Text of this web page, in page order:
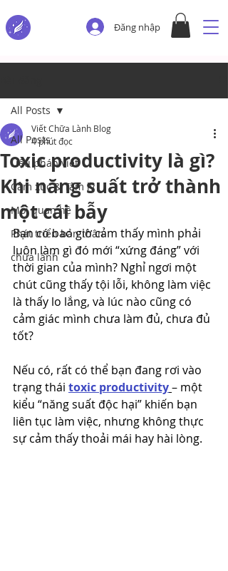
Đăng nhập
All Posts
Liệu pháp viết
Cảm xúc & Tâm lý
Mối quan hệ
Phát triển bản thân
chữa lành
All Posts
Toxic productivity là gì?
Khi năng suất trở thành
một cái bẫy
Viết Chữa Lành Blog
4 phút đọc
Bạn có bao giờ cảm thấy mình phải
luôn làm gì đó mới “xứng đáng” với
thời gian của mình? Nghỉ ngơi một
chút cũng thấy tội lỗi, không làm việc
là thấy lo lắng, và lúc nào cũng có
cảm giác mình chưa làm đủ, chưa đủ
tốt?
Nếu có, rất có thể bạn đang rơi vào
trạng thái toxic productivity– một
kiểu “năng suất độc hại” khiến bạn
liên tục làm việc, nhưng không thực
sự cảm thấy thoải mái hay hài lòng.